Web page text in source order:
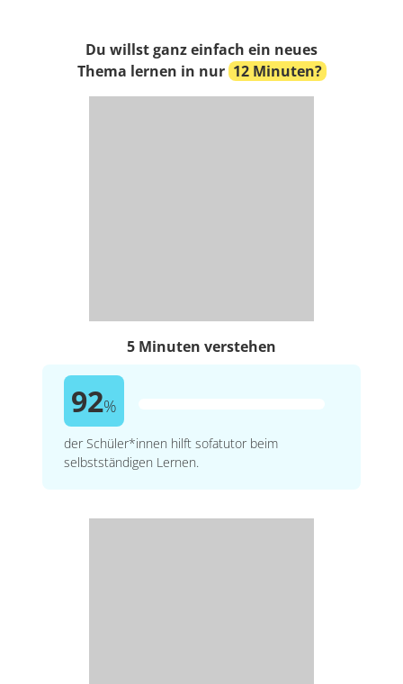
Du willst ganz einfach ein neues
Thema lernen in nur 12 Minuten?
5 Minuten verstehen
92%
der Schüler*innen hilft sofatutor beim
selbstständigen Lernen.